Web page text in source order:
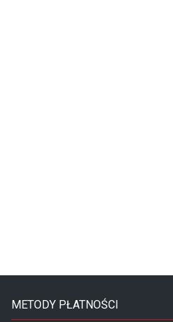
METODY PŁATNOŚCI